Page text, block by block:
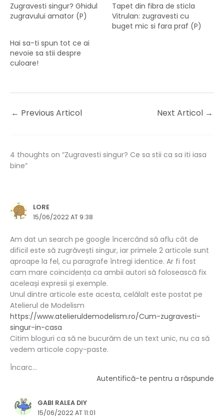
Zugravesti singur? Ghidul
zugravului amator (P)
Tapet din fibra de sticla
Vitrulan: zugravesti cu
buget mic si fara praf (P)
Hai sa-ti spun tot ce ai
nevoie sa stii despre
culoare!
← Previous Articol Next Articol →
4 thoughts on “Zugravesti singur? Ce sa stii ca sa iti iasa
bine”
LORE
15/06/2022 AT 9:38
Am dat un search pe google încercând să aflu cât de
dificil este să zugrăvești singur, iar primele 2 articole sunt
aproape la fel, cu paragrafe întregi identice. Ar fi fost
cam mare coincidența ca ambii autori să folosească fix
aceleași expresii și exemple.
Unul dintre articole este acesta, celălalt este postat pe
Atelierul de Modelism
https://www.atelieruldemodelism.ro/Cum-zugravesti-
singur-in-casa
Citim bloguri ca să ne bucurăm de un text unic, nu ca să
vedem articole copy-paste.
Încarc...
Autentifică-te pentru a răspunde
GABI RALEA DIY
15/06/2022 AT 11:01